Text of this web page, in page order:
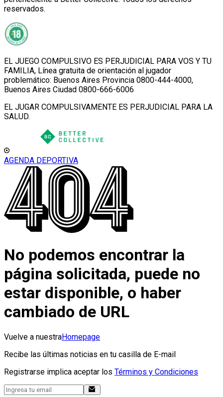
reservados.
EL JUEGO COMPULSIVO ES PERJUDICIAL PARA VOS Y TU
FAMILIA, Línea gratuita de orientación al jugador
problemático: Buenos Aires Provincia 0800-444-4000,
Buenos Aires Ciudad 0800-666-6006
EL JUGAR COMPULSIVAMENTE ES PERJUDICIAL PARA LA
SALUD.
AGENDA DEPORTIVA
No podemos encontrar la
página solicitada, puede no
estar disponible, o haber
cambiado de URL
Vuelve a nuestraHomepage
Recibe las últimas noticias en tu casilla de E-mail
Registrarse implica aceptar los Términos y Condiciones